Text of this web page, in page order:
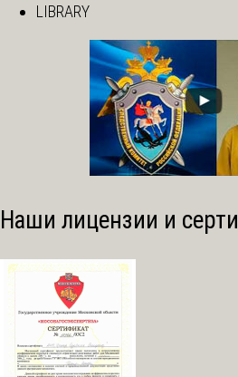
LIBRARY
Наши лицензии и